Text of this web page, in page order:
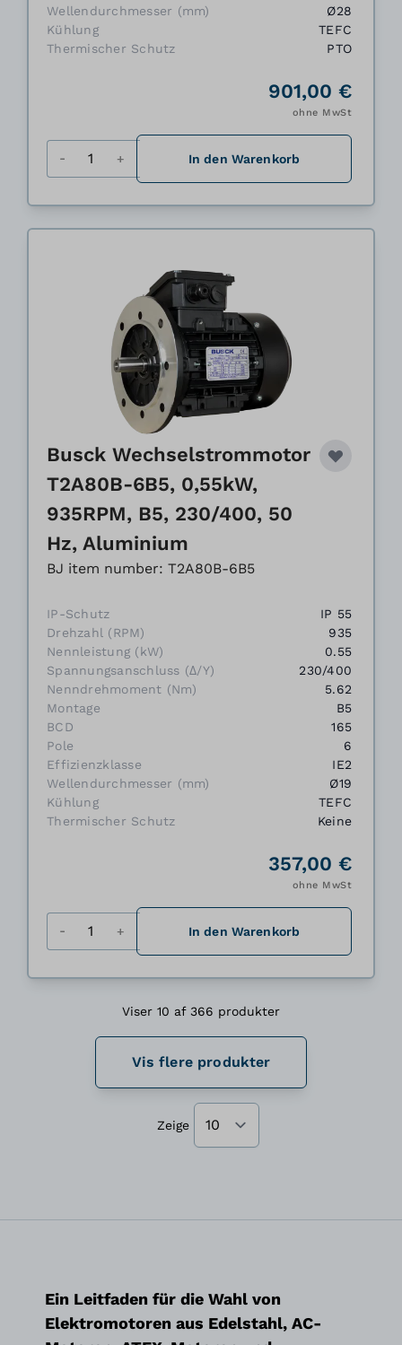
Wellendurchmesser (mm)
Ø28
Kühlung
TEFC
Thermischer Schutz
PTO
901,00 €
ohne MwSt
In den Warenkorb
Busck Wechselstrommotor
T2A80B-6B5, 0,55kW,
935RPM, B5, 230/400, 50
Hz, Aluminium
BJ item number: T2A80B-6B5
IP-Schutz
IP 55
Drehzahl (RPM)
935
Nennleistung (kW)
0.55
Spannungsanschluss (Δ/Y)
230/400
Nenndrehmoment (Nm)
5.62
Montage
B5
BCD
165
Pole
6
Effizienzklasse
IE2
Wellendurchmesser (mm)
Ø19
Kühlung
TEFC
Thermischer Schutz
Keine
357,00 €
ohne MwSt
In den Warenkorb
Viser 10 af 366 produkter
Vis flere produkter
Zeige
Ein Leitfaden für die Wahl von
Elektromotoren aus Edelstahl, AC-